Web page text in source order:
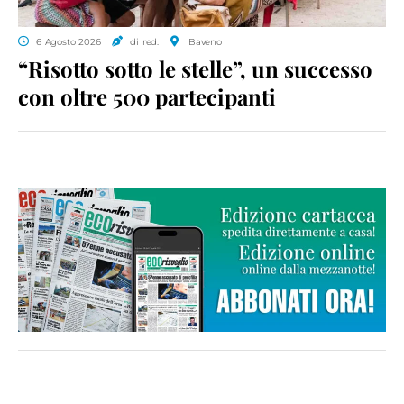
6 Agosto 2026 di red. Baveno
“Risotto sotto le stelle”, un successo
con oltre 500 partecipanti